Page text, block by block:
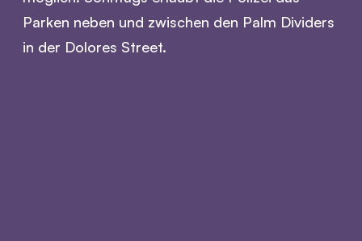
Parken neben und zwischen den Palm Dividers
in der Dolores Street.